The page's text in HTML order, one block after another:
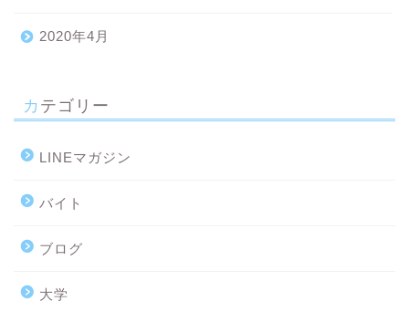
2020年4月
カテゴリー
LINEマガジン
バイト
ブログ
大学